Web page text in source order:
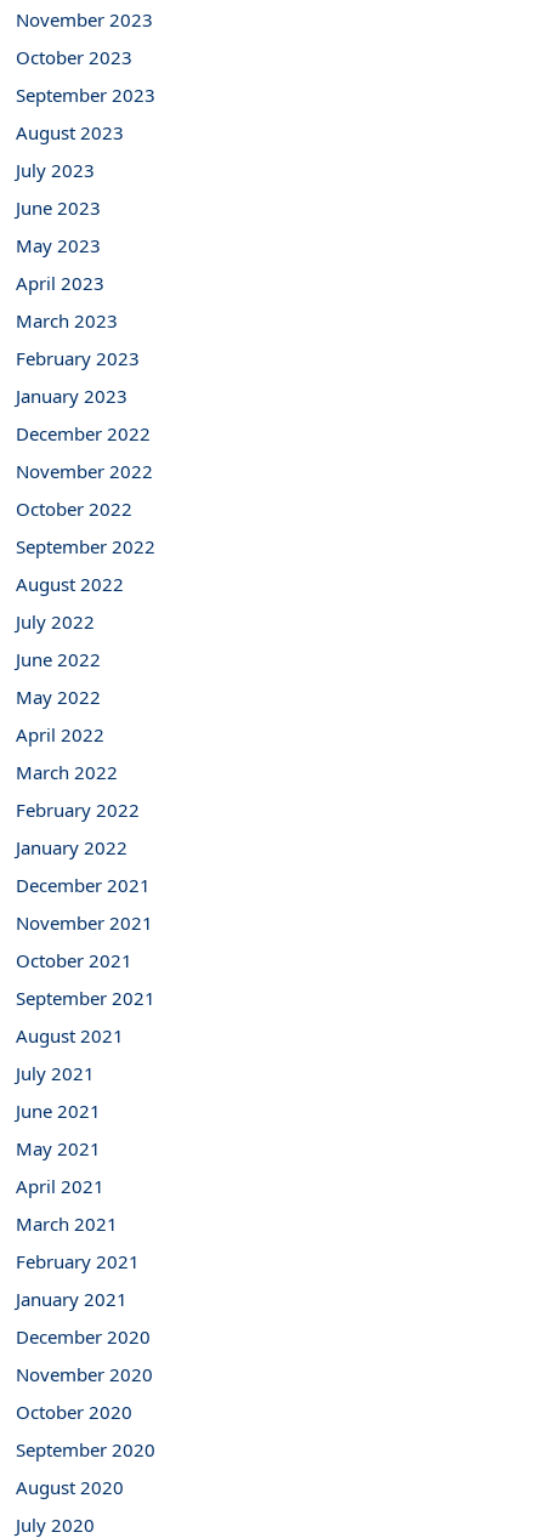
November 2023
October 2023
September 2023
August 2023
July 2023
June 2023
May 2023
April 2023
March 2023
February 2023
January 2023
December 2022
November 2022
October 2022
September 2022
August 2022
July 2022
June 2022
May 2022
April 2022
March 2022
February 2022
January 2022
December 2021
November 2021
October 2021
September 2021
August 2021
July 2021
June 2021
May 2021
April 2021
March 2021
February 2021
January 2021
December 2020
November 2020
October 2020
September 2020
August 2020
July 2020